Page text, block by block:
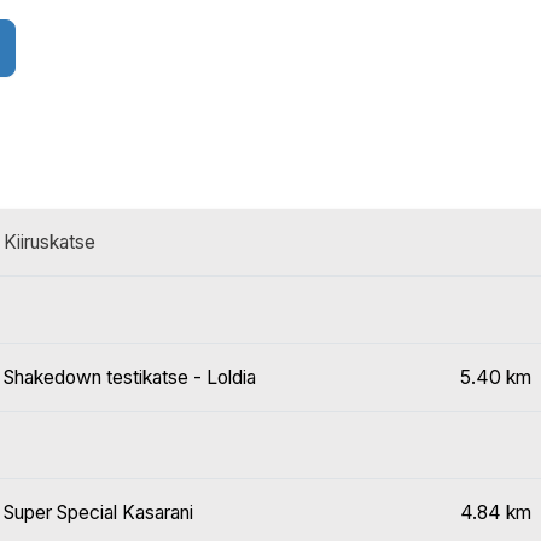
Kiiruskatse
Shakedown testikatse - Loldia 5.40 km
Super Special Kasarani 4.84 km